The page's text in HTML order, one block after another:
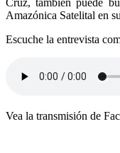
Amazónica Satelital en
Escuche la entrevista
Vea la transmisión de